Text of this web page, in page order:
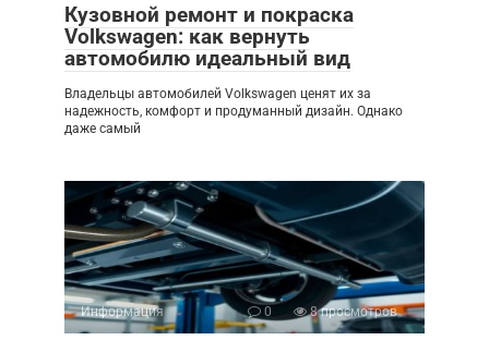
Кузовной ремонт и покраска
Volkswagen: как вернуть
автомобилю идеальный вид
Владельцы автомобилей Volkswagen ценят их за
надежность, комфорт и продуманный дизайн. Однако
даже самый
Информация 0 8 просмотров